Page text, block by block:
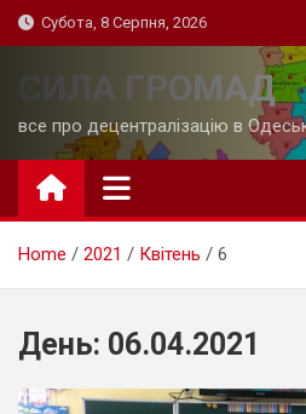
Skip
to
Субота, 8 Серпня, 2026
СИЛА ГРОМАД
все про децентралізацію в
Home 2021 Квітень 6
День: 06.04.2021